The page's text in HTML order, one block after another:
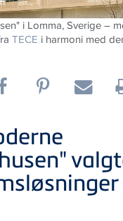
i Lomma, Sverige –
TECE i harmoni med